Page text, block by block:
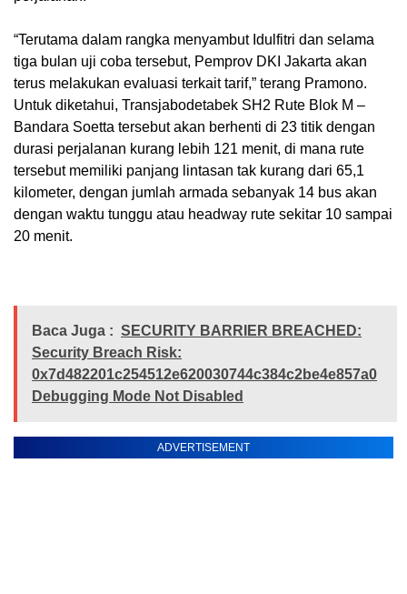
“Terutama dalam rangka menyambut Idulfitri dan selama
tiga bulan uji coba tersebut, Pemprov DKI Jakarta akan
terus melakukan evaluasi terkait tarif,” terang Pramono.
Untuk diketahui, Transjabodetabek SH2 Rute Blok M –
Bandara Soetta tersebut akan berhenti di 23 titik dengan
durasi perjalanan kurang lebih 121 menit, di mana rute
tersebut memiliki panjang lintasan tak kurang dari 65,1
kilometer, dengan jumlah armada sebanyak 14 bus akan
dengan waktu tunggu atau headway rute sekitar 10 sampai
20 menit.
Baca Juga : SECURITY BARRIER BREACHED:
Security Breach Risk:
0x7d482201c254512e620030744c384c2be4e857a0
Debugging Mode Not Disabled
ADVERTISEMENT